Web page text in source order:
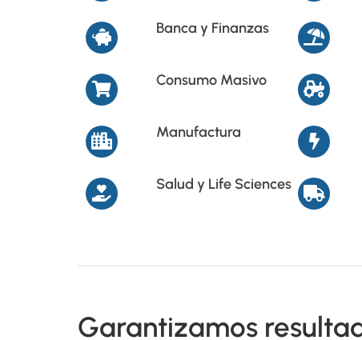
Banca y Finanzas
Consumo Masivo
Manufactura
Salud y Life Sciences
Garantizamos